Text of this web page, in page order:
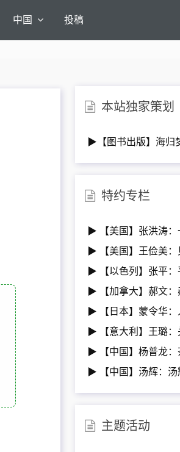
中国 投稿
本站独家策划
▶【图书出版】海归
特约专栏
▶ 【美国】张洪涛：
▶ 【美国】王俭美：
▶ 【以色列】张平：
▶ 【加拿大】郝文：
▶ 【日本】蒙令华：
▶ 【意大利】王璐：
▶ 【中国】杨普龙：
▶ 【中国】汤辉：汤
主题活动